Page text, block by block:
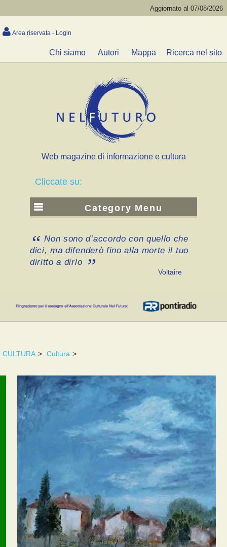
Aggiornato al 07/08/2026
Area riservata - Login
Chi siamo Autori Mappa Ricerca nel sito
Web magazine di informazione e cultura
Cliccate su:
Category Menu
Non sono d’accordo con quello che
dici, ma difenderò fino alla morte il tuo
diritto a dirlo
Voltaire
CULTURA > Cultura >